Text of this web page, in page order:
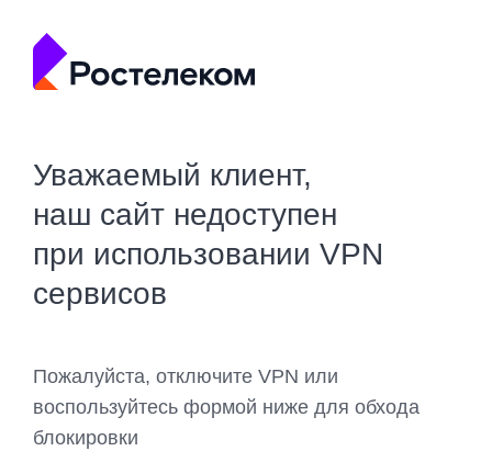
Уважаемый клиент,
наш сайт недоступен
при использовании VPN
сервисов
Пожалуйста, отключите VPN или
воспользуйтесь формой ниже для обхода
блокировки